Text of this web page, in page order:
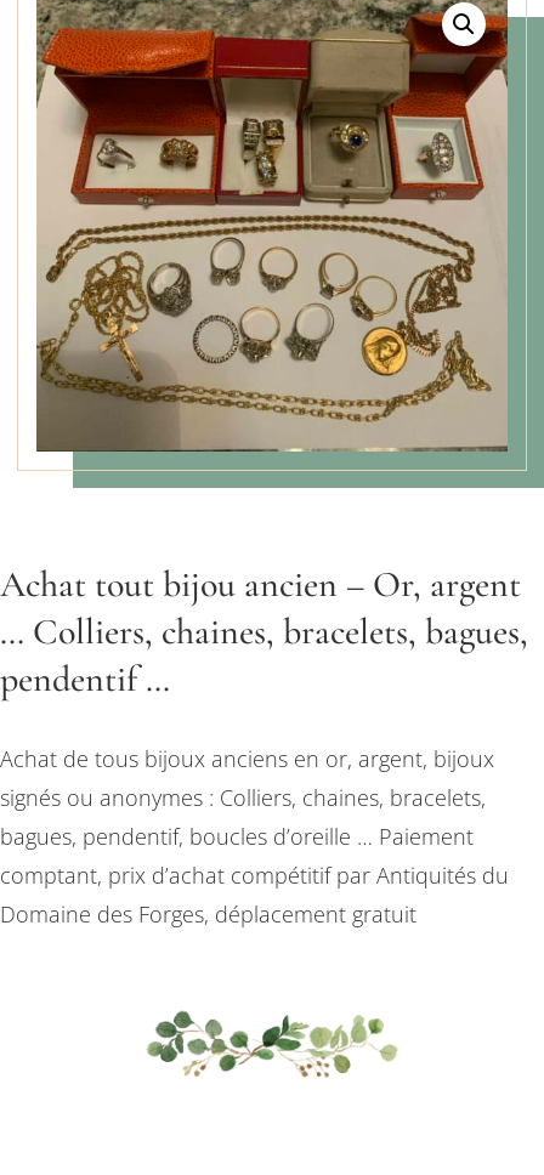
Achat tout bijou ancien – Or, argent
… Colliers, chaines, bracelets, bagues,
pendentif …
Achat de tous bijoux anciens en or, argent, bijoux
signés ou anonymes : Colliers, chaines, bracelets,
bagues, pendentif, boucles d’oreille … Paiement
comptant, prix d’achat compétitif par Antiquités du
Domaine des Forges, déplacement gratuit